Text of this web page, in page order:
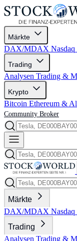
Märkte
DAX/MDAX Nasdaq
Trading
Analysen Trading &
Krypto
Bitcoin Ethereum &
Community Broker
Märkte
DAX/MDAX Nasdaq
Trading
Analysen Trading &